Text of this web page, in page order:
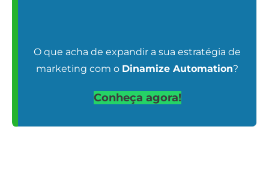
O que acha de expandir a sua estratégia de
marketing com o Dinamize Automation?
Conheça agora!